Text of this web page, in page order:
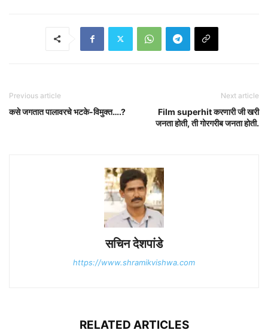
Previous article
कसे जगतात पालावरचे भटके-विमुक्त….?
Next article
Film superhit करणारी जी खरी
जनता होती, ती गोरगरीब जनता होती.
सचिन देशपांडे
https://www.shramikvishwa.com
RELATED ARTICLES